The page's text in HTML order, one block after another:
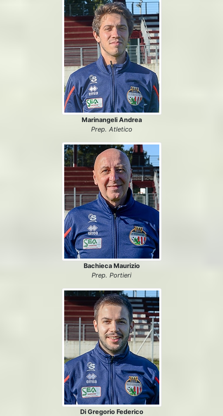
Marinangeli Andrea
Prep. Atletico
Bachieca Maurizio
Prep. Portieri
Di Gregorio Federico